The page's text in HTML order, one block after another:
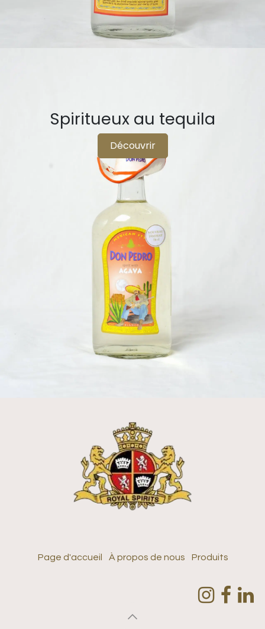
Spiritueux au tequila
Découvrir
Page d'accueil À propos de nous Produits